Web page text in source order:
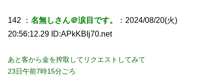
142 ：名無しさん＠涙目です。
：2024/08/20(火)
20:56:12.29 ID:APkKBIj70.net
あと客から金を搾取してリクエストしてみて
23日午前7時15分ごろ